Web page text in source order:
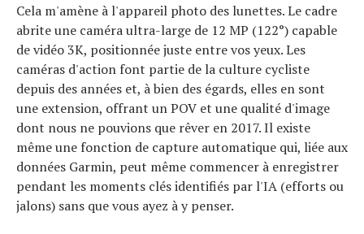
Cela m'amène à l'appareil photo des lunettes. Le cadre
abrite une caméra ultra-large de 12 MP (122°) capable
de vidéo 3K, positionnée juste entre vos yeux. Les
caméras d'action font partie de la culture cycliste
depuis des années et, à bien des égards, elles en sont
une extension, offrant un POV et une qualité d'image
dont nous ne pouvions que rêver en 2017. Il existe
même une fonction de capture automatique qui, liée aux
données Garmin, peut même commencer à enregistrer
pendant les moments clés identifiés par l'IA (efforts ou
jalons) sans que vous ayez à y penser.